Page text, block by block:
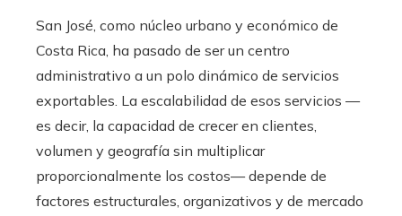
San José, como núcleo urbano y económico de
Costa Rica, ha pasado de ser un centro
administrativo a un polo dinámico de servicios
exportables. La escalabilidad de esos servicios —
es decir, la capacidad de crecer en clientes,
volumen y geografía sin multiplicar
proporcionalmente los costos— depende de
factores estructurales, organizativos y de mercado